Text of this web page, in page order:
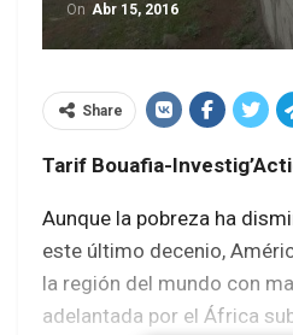
On Abr 15, 2016
Share
Tarif Bouafia-
Aunque la pobreza ha
este último decenio,
la región del mundo con
adelantada por el África